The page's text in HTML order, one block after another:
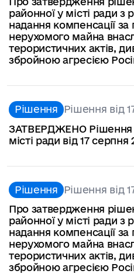
районної у місті ради
надання компенсації
нерухомого майна
терористичних актів,
збройною агресією
Рішення Рішення від
ЗАТВЕРДЖЕНО Рішення
місті ради від 17
Рішення Рішення від
Про затвердження
районної у місті ради
надання компенсації
нерухомого майна
терористичних актів,
збройною агресією